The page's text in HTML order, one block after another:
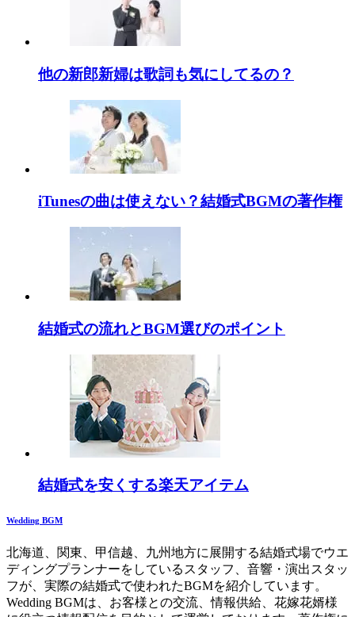
他の新郎新婦は歌詞も気にしてるの？
iTunesの曲は使えない？結婚式BGMの著作権
結婚式の流れとBGM選びのポイント
結婚式を安くする楽天アイテム
Wedding BGM
北海道、関東、甲信越、九州地方に展開する結婚式場でウエ
ディングプランナーをしているスタッフ、音響・演出スタッ
フが、実際の結婚式で使われたBGMを紹介しています。
Wedding BGMは、お客様との交流、情報供給、花嫁花婿様